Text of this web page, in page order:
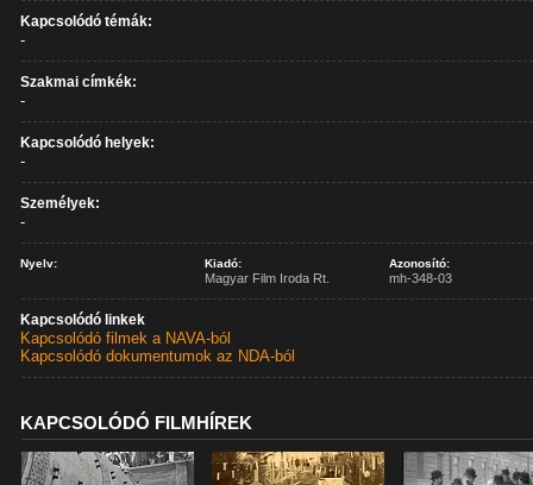
Kapcsolódó témák:
-
Szakmai címkék:
-
Kapcsolódó helyek:
-
Személyek:
-
Nyelv: Kiadó:
Magyar Film Iroda Rt.
Azonosító:
mh-348-03
Kapcsolódó linkek
Kapcsolódó filmek a NAVA-ból
Kapcsolódó dokumentumok az NDA-ból
KAPCSOLÓDÓ FILMHÍREK